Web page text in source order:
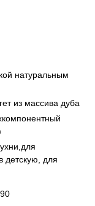
натуральным
из массива дуба
детскую, для